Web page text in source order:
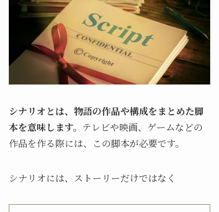
シナリオとは、物語の作品や構成をまとめた脚
本を意味します。 テレビや映画、ゲームなどの
作品を作る際には、この脚本が必要です。
シナリオには、ストーリーだけではなく